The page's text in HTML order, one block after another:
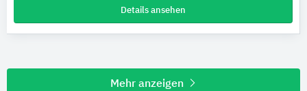
Details ansehen
Mehr anzeigen